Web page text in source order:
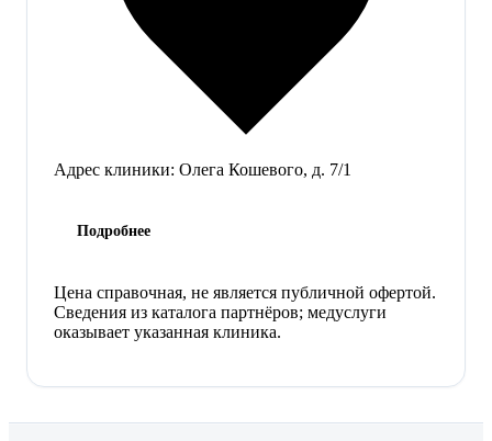
Адрес клиники: Олега Кошевого, д. 7/1
Подробнее
Цена справочная, не является публичной офертой.
Сведения из каталога партнёров; медуслуги
оказывает указанная клиника.